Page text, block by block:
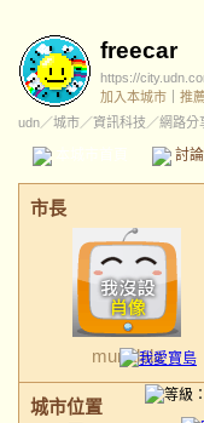
freecar
https://
加入本城市
推
udn／城市／資訊科技 ／網路分
討
市長
munalala
城市位置